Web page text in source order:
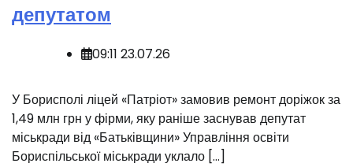
депутатом
09:11 23.07.26
У Борисполі ліцей «Патріот» замовив ремонт доріжок за
1,49 млн грн у фірми, яку раніше заснував депутат
міськради від «Батьківщини» Управління освіти
Бориспільської міськради уклало […]